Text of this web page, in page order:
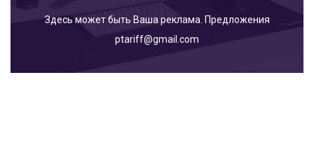
Здесь может быть Ваша реклама. Предложения
ptariff@gmail.com